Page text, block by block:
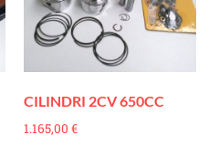
CILINDRI 2CV 650CC
1.165,00 €